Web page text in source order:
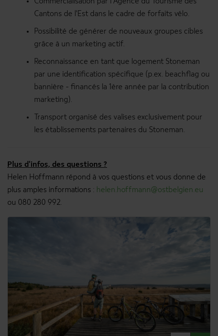
Cantons de l'Est dans le cadre de forfaits vélo.
Possibilité de générer de nouveaux groupes cibles
grâce à un marketing actif.
Reconnaissance en tant que logement Stoneman
par une identification spécifique (p.ex. beachflag ou
bannière - financés la 1ère année par la contribution
marketing).
Transport organisé des valises exclusivement pour
les établissements partenaires du Stoneman.
Plus d'infos, des questions ?
Helen Hoffmann répond à vos questions et vous donne de
plus amples informations : helen.hoffmann@ostbelgien.eu
ou 080 280 992.